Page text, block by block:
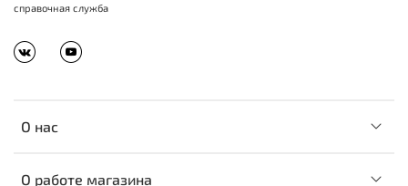
О нас
О работе магазина
справочная служба